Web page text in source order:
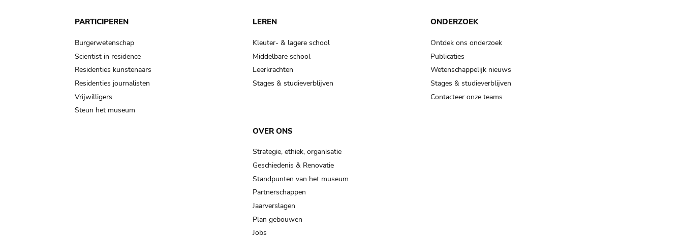
PARTICIPEREN
Burgerwetenschap
Scientist in residence
Residenties kunstenaars
Residenties journalisten
Vrijwilligers
Steun het museum
LEREN
Kleuter- & lagere school
Middelbare school
Leerkrachten
Stages & studieverblijven
ONDERZOEK
Ontdek ons onderzoek
Publicaties
Wetenschappelijk nieuws
Stages & studieverblijven
Contacteer onze teams
OVER ONS
Strategie, ethiek, organisatie
Geschiedenis & Renovatie
Standpunten van het museum
Partnerschappen
Jaarverslagen
Plan gebouwen
Jobs